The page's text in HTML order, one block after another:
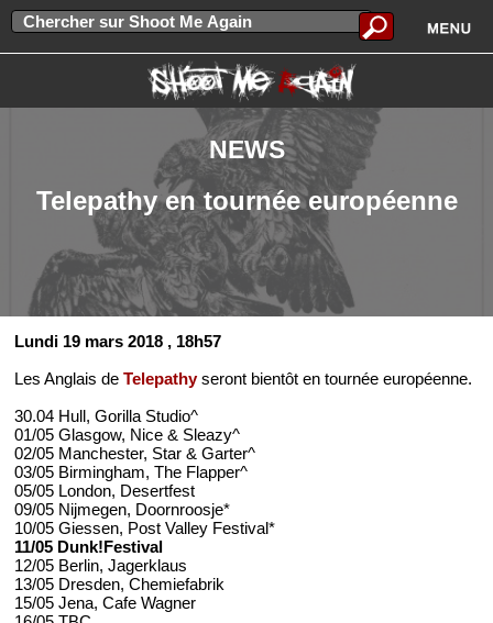
NEWS
Telepathy en tournée européenne
Lundi 19 mars 2018 , 18h57
Les Anglais deTelepathyseront bientôt en tournée européenne.
30.04 Hull, Gorilla Studio^
01/05 Glasgow, Nice & Sleazy^
02/05 Manchester, Star & Garter^
03/05 Birmingham, The Flapper^
05/05 London, Desertfest
09/05 Nijmegen, Doornroosje*
10/05 Giessen, Post Valley Festival*
11/05 Dunk!Festival
12/05 Berlin, Jagerklaus
13/05 Dresden, Chemiefabrik
15/05 Jena, Cafe Wagner